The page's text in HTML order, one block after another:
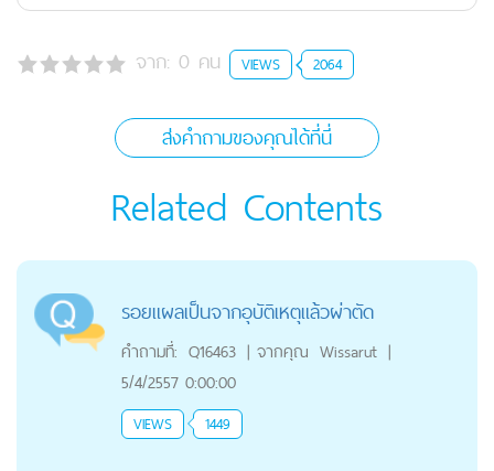
จาก: 0 คน VIEWS 2064
ส่งคำถามของคุณได้ที่นี่
Related Contents
รอยแผลเป็นจากอุบัติเหตุแล้วผ่าตัด
คำถามที่: Q16463 | จากคุณ Wissarut |
5/4/2557 0:00:00
VIEWS 1449